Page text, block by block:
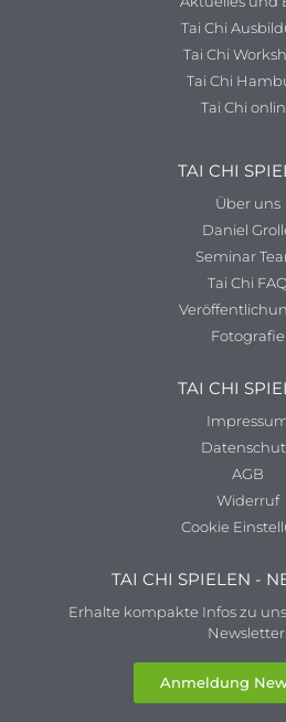
Tai Chi
Tai Chi
Tai Chi
Tai Chi
TAI CHI
Über uns
Daniel
Seminar
Tai Chi
Fotografie
TAI CHI
AGB
Widerruf
Cookie
TAI CHI SPIELEN -
Erhalte kompakte Infos zu
Newsletter.
Anmeldung